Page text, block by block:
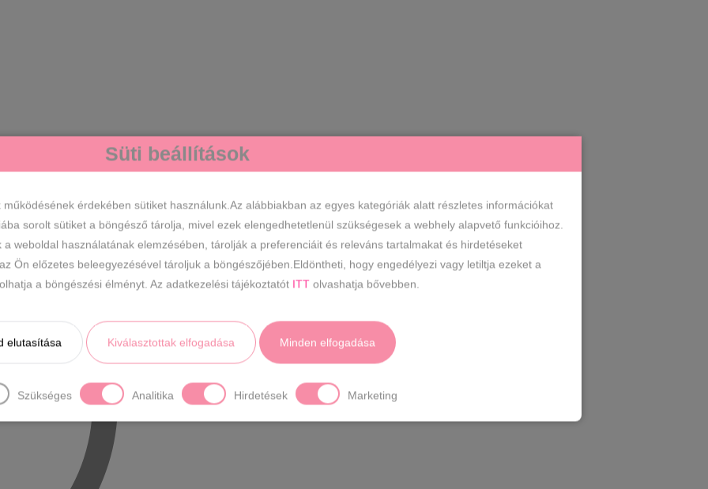
ÉS NYERJ!!
az email címed és pörgess!
SZERENCSÉT PRÓBÁLOK!
Süti beállítások
érdekében sütiket használunk.Az alábbiakban az egyes kategóriák alatt részletes információkat
sorolt sütiket a böngésző tárolja, mivel ezek elengedhetetlenül szükségesek a webhely alapvető funkcióihoz.
weboldal használatának elemzésében, tárolják a preferenciáit és releváns tartalmakat és hirdetéseket
Ön előzetes beleegyezésével tároljuk a böngészőjében.Eldöntheti, hogy engedélyezi vagy letiltja ezeket a
a böngészési élményt. Az adatkezelési tájékoztatót ITT olvashatja bővebben.
elutasítása Kiválasztottak elfogadása Minden elfogadása
Szükséges Analitika Hirdetések Marketing